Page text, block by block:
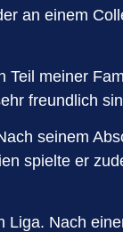
an einem
meiner
freundlich
seinem
spielte er
Nach